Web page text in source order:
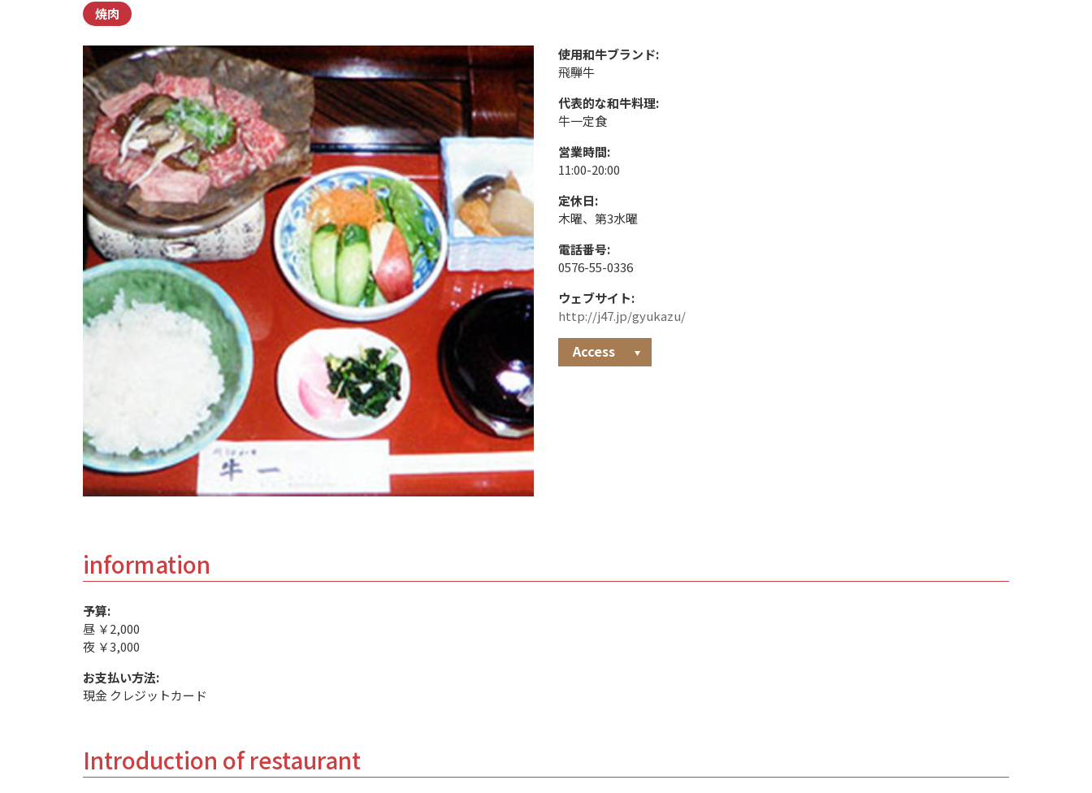
焼肉
使用和牛ブランド:
飛騨牛
代表的な和牛料理:
牛一定食
営業時間:
11:00-20:00
定休日:
木曜、第3水曜
電話番号:
0576-55-0336
ウェブサイト:
http://j47.jp/gyukazu/
Access
information
予算:
昼 ￥2,000
夜 ￥3,000
お支払い方法:
現金 クレジットカード
Introduction of restaurant